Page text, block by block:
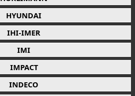
HYUNDAI
IHI-IMER
IMI
IMPACT
INDECO